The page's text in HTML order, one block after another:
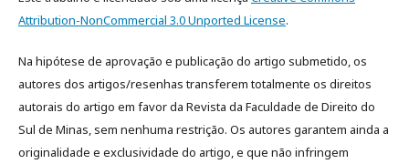
Attribution-NonCommercial 3.0 Unported License.
Na hipótese de aprovação e publicação do artigo submetido, os
autores dos artigos/resenhas transferem totalmente os direitos
autorais do artigo em favor da Revista da Faculdade de Direito do
Sul de Minas, sem nenhuma restrição. Os autores garantem ainda a
originalidade e exclusividade do artigo, e que não infringem